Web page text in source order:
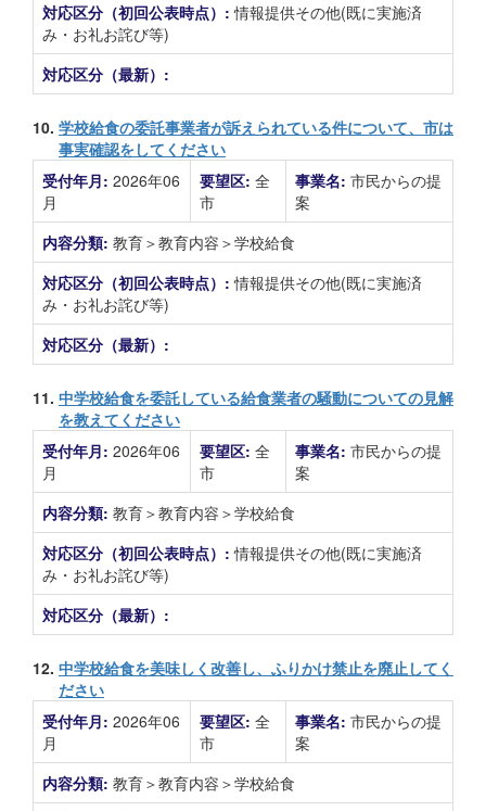
対応区分（初回公表時点）:情報提供その他(既に実施済
み・お礼お詫び等)
対応区分（最新）:
10. 学校給食の委託事業者が訴えられている件について、市は
事実確認をしてください
受付年月: 2026年06
月
要望区: 全
市
事業名: 市民からの提
案
内容分類: 教育＞教育内容＞学校給食
対応区分（初回公表時点）:情報提供その他(既に実施済
み・お礼お詫び等)
対応区分（最新）:
11. 中学校給食を委託している給食業者の騒動についての見解
を教えてください
受付年月: 2026年06
月
要望区: 全
市
事業名: 市民からの提
案
内容分類: 教育＞教育内容＞学校給食
対応区分（初回公表時点）:情報提供その他(既に実施済
み・お礼お詫び等)
対応区分（最新）:
12. 中学校給食を美味しく改善し、ふりかけ禁止を廃止してく
ださい
受付年月: 2026年06
月
要望区: 全
市
事業名: 市民からの提
案
内容分類: 教育＞教育内容＞学校給食